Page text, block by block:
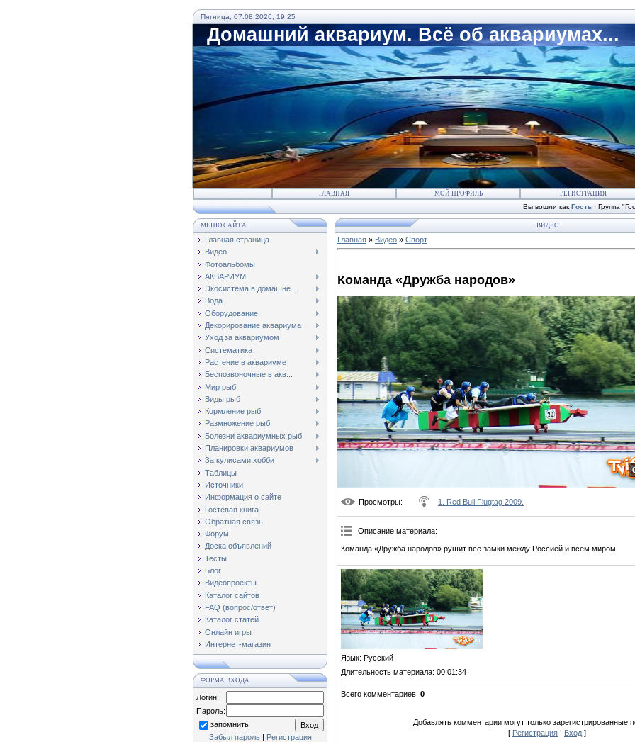
Пятница, 07.08.2026, 19:25
Домашний аквариум. Всё об аквариумах...
ГЛАВНАЯ МОЙ ПРОФИЛЬ РЕГИСТРАЦИЯ
Вы вошли как Гость · Группа "
МЕНЮ САЙТА
Главная страница
Видео
Фотоальбомы
АКВАРИУМ
Экосистема в домашне...
Вода
Оборудование
Декорирование аквариума
Уход за аквариумом
Систематика
Растение в аквариуме
Беспозвоночные в акв...
Мир рыб
Виды рыб
Кормление рыб
Размножение рыб
Болезни аквариумных рыб
Планировки аквариумов
За кулисами хобби
Таблицы
Источники
Информация о сайте
Гостевая книга
Обратная связь
Форум
Доска объявлений
Тесты
Блог
Видеопроекты
Каталог сайтов
FAQ (вопрос/ответ)
Каталог статей
Онлайн игры
Интернет-магазин
ФОРМА ВХОДА
Логин:
Пароль:
запомнить
Забыл пароль| Регистрация
ВИДЕО
Главная » Видео » Спорт
Команда «Дружба народов»
Просмотры: 1. Red Bull Flugtag 2009.
Описание материала:
Команда «Дружба народов» рушит все замки между Россией и всем миром.
Язык: Русский
Длительность материала: 00:01:34
Всего комментариев: 0
Добавлять комментарии могут только зарегистрированные
[ Регистрация | Вход ]